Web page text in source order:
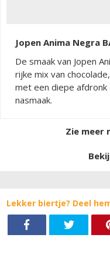
Jopen Anima Negra
De smaak van Jopen
rijke mix van
met een diepe
nasmaak.
Zie meer
Lekker biertje? Deel